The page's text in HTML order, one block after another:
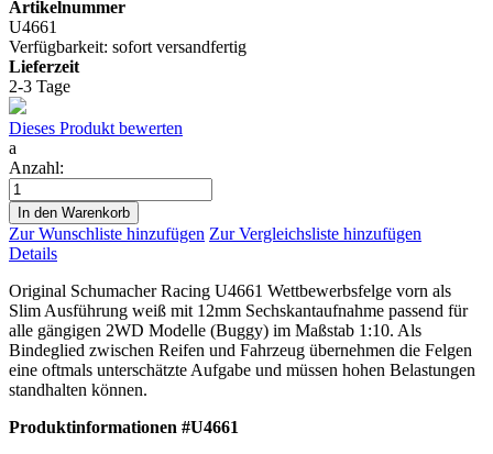
Artikelnummer
U4661
Verfügbarkeit: sofort versandfertig
Lieferzeit
2-3 Tage
Dieses Produkt bewerten
a
Anzahl:
In den Warenkorb
Zur Wunschliste hinzufügen Zur Vergleichsliste hinzufügen
Details
Original Schumacher Racing U4661 Wettbewerbsfelge vorn als
Slim Ausführung weiß mit 12mm Sechskantaufnahme passend für
alle gängigen 2WD Modelle (Buggy) im Maßstab 1:10. Als
Bindeglied zwischen Reifen und Fahrzeug übernehmen die Felgen
eine oftmals unterschätzte Aufgabe und müssen hohen Belastungen
standhalten können.
Produktinformationen #U4661